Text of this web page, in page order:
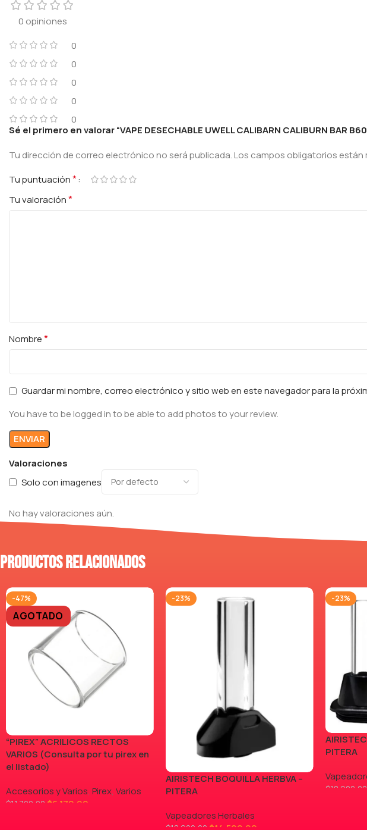
0 opiniones
0
0
0
0
0
Valoraciones
Solo con imagenes
No hay valoraciones aún.
Sé el primero en valorar “VAPE DESECHABLE UWELL CALIBARN CALIBURN BAR
Tu dirección de correo electrónico no será publicada.Los campos obligatorios están
Tu puntuación*
Tu valoración*
Nombre*
Guardar mi nombre, correo electrónico y sitio web en este navegador para la
You have to be logged in to be able to add photos to your review.
Productos relacionados
-47%
AGOTADO
“PIREX” ACRILICOS RECTOS
VARIOS (Consulta por tu pirex en
el listado)
Accesorios y Varios, Pirex, Varios
$11.700,00 $6.170,00
-23%
AIRISTECH BOQUILLA HERBVA –
PITERA
Vapeadores Herbales
-23%
PITERA
$18.900,00